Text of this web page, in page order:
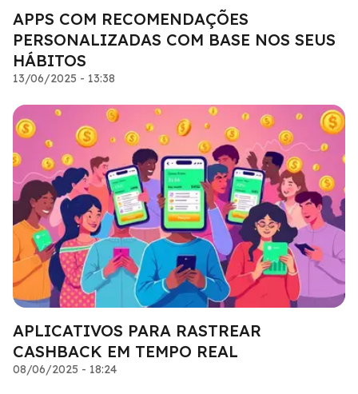
APPS COM RECOMENDAÇÕES
PERSONALIZADAS COM BASE NOS SEUS
HÁBITOS
13/06/2025 - 13:38
APLICATIVOS PARA RASTREAR
CASHBACK EM TEMPO REAL
08/06/2025 - 18:24